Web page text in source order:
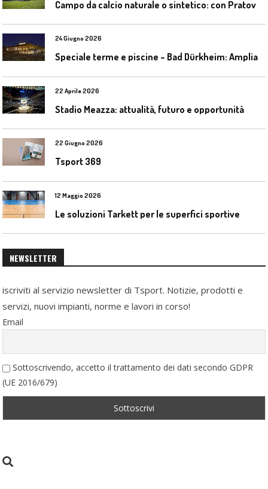
24 Giugno 2026
22 Aprile 2026
Stadio Meazza: attualità, futuro e opportunità
22 Giugno 2026
Tsport 369
12 Maggio 2026
Le soluzioni Tarkett per le superfici sportive
NEWSLETTER
iscriviti al servizio newsletter di Tsport. Notizie, prodotti e
servizi, nuovi impianti, norme e lavori in corso!
Email
Sottoscrivendo, accetto il trattamento dei dati secondo GDPR
(UE 2016/679)